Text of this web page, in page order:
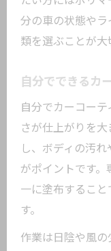
分の車の状態や
類を選ぶことが大
自分でできるカ
自分でカーコー
さが仕上がりを
し、ボディの汚
がポイントです
一に塗布するこ
す。
作業は日陰や風